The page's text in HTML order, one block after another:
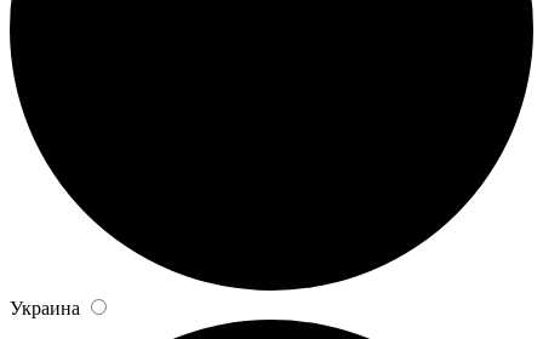
Украина